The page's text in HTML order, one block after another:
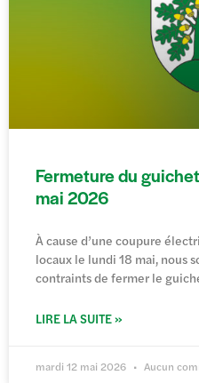
Fermeture du
mai 2026
À cause d’une coupure
locaux le lundi 18 mai, nous
contraints de fermer le
LIRE LA SUITE »
mardi 12 mai 2026 Aucun